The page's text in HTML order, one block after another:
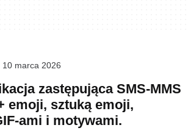
10 marca 2026
zastępująca SMS-MMS
emoji, sztuką emoji,
ami i motywami.